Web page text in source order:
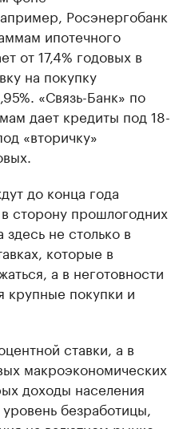
Росэнергобанк
ипотечного
от 17,4% годовых в
на покупку
«Связь-Банк» по
дает кредиты под 18-
«вторичку»
до конца года
сторону прошлогодних
не столько в
которые в
а в неготовности
крупные покупки и
ставки, а в
макроэкономических
доходы населения
безработицы,